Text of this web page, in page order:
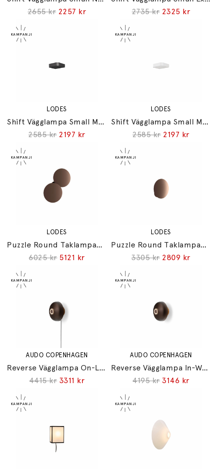
2655 kr 2257 kr
2735 kr 2325 kr
LODES
Shift Vägglampa Small Matt Black
2585 kr 2197 kr
LODES
Shift Vägglampa Small Matt White
2585 kr 2197 kr
LODES
Puzzle Round Taklampa/Vägglampa Double Natural Brown
6025 kr 5121 kr
LODES
Puzzle Round Taklampa/Vägglampa Single Natural Brown
3305 kr 2809 kr
AUDO COPENHAGEN
Reverse Vägglampa On-Lamp Dimmer With Cord Sand Travertine/Bronzed Brass
4415 kr 3311 kr
AUDO COPENHAGEN
Reverse Vägglampa In-Wall Dimmer Without Cord Sand Travertine/Bronzed Brass
4195 kr 3146 kr